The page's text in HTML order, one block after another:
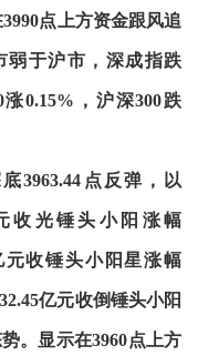
点上方资金跟风追
弱于沪市，深成指跌
0.15%，沪深300跌
3963.44点反弹，以
收光锤头小阳涨幅
元收锤头小阳星涨幅
亿元收倒锤头小阳
。显示在3960点上方